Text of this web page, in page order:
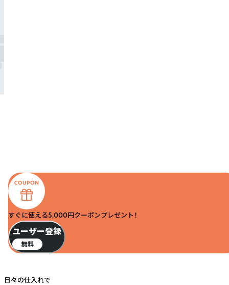
すぐに使える5,000円クーポンプレゼント！
ユーザー登録
無料
日々の仕入れで